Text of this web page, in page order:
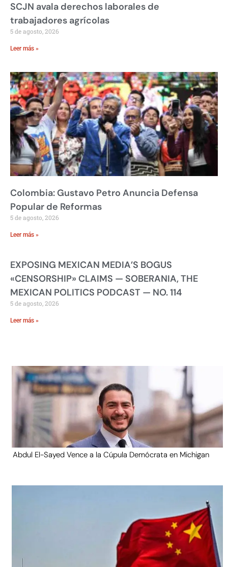
SCJN avala derechos laborales de
trabajadores agrícolas
5 de agosto, 2026
Leer más »
Colombia: Gustavo Petro Anuncia Defensa
Popular de Reformas
5 de agosto, 2026
Leer más »
EXPOSING MEXICAN MEDIA’S BOGUS
«CENSORSHIP» CLAIMS — SOBERANIA, THE
MEXICAN POLITICS PODCAST — NO. 114
5 de agosto, 2026
Leer más »
Abdul El-Sayed Vence a la Cúpula Demócrata en Michigan